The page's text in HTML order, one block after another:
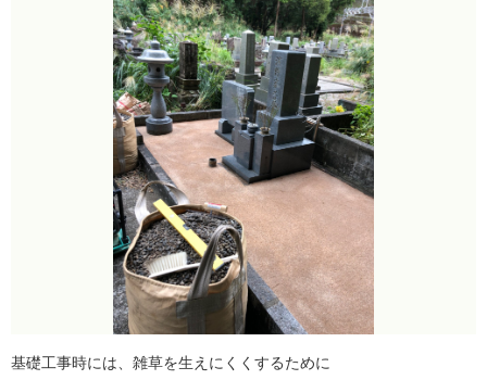
基礎工事時には、雑草を生えにくくするために